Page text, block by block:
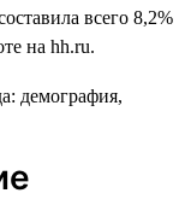
всего 8,2%
на hh.ru.